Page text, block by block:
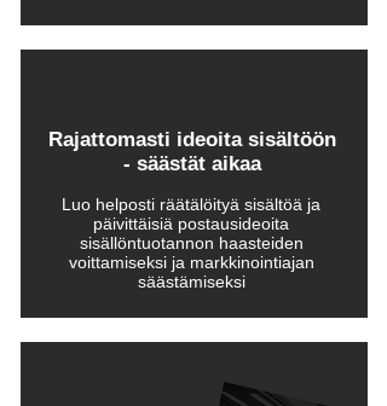
Rajattomasti ideoita sisältöön
- säästät aikaa
Luo helposti räätälöityä sisältöä ja
päivittäisiä postausideoita
sisällöntuotannon haasteiden
voittamiseksi ja markkinointiajan
säästämiseksi